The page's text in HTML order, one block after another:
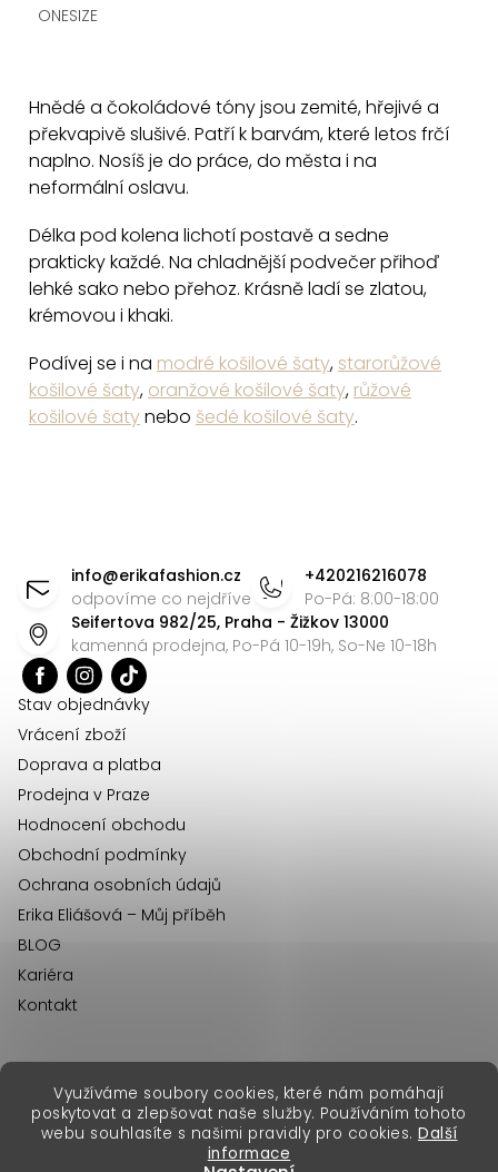
Využíváme soubory cookies, které nám pomáhají
poskytovat a zlepšovat naše služby. Používáním tohoto
webu souhlasíte s našimi pravidly pro cookies. Další
informace
ONESIZE
l
á
d
c
í
p
v
k
y
u
Hnědé a čokoládové tóny jsou zemité, hřejivé a
překvapivě slušivé. Patří k barvám, které letos frčí
naplno. Nosíš je do práce, do města i na
neformální oslavu.
Délka pod kolena lichotí postavě a sedne
prakticky každé. Na chladnější podvečer přihoď
lehké sako nebo přehoz. Krásně ladí se zlatou,
krémovou i khaki.
Podívej se i na modré košilové šaty, starorůžové
košilové šaty, oranžové košilové šaty, růžové
košilové šatynebo šedé košilové šaty.
info@erikafashion.cz
odpovíme co nejdříve
+420216216078
Po-Pá: 8:00-18:00
Seifertova 982/25, Praha - Žižkov 13000
kamenná prodejna, Po-Pá 10-19h, So-Ne 10-18h
Stav objednávky
Vrácení zboží
Doprava a platba
Prodejna v Praze
Hodnocení obchodu
Obchodní podmínky
Ochrana osobních údajů
Erika Eliášová – Můj příběh
BLOG
Kariéra
Kontakt
Vytvořil Shoptet Premium
Copyright 2026Erika Fashion. Všechna práva vyhrazena.
erikafashion.sk